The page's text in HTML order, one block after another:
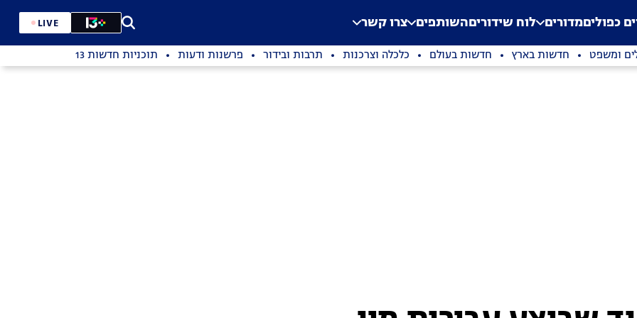
Application error: a
. כפוליםמדורים לוח שידוריםהשותפים צרו קשר LIVE
ומשפט חדשות בארץ חדשות בעולם כלכלה וצרכנות תרבות ובידור פרשנות ודעות תוכניות חדשות 13